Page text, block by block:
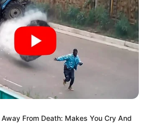
From Death: Makes You Cry And